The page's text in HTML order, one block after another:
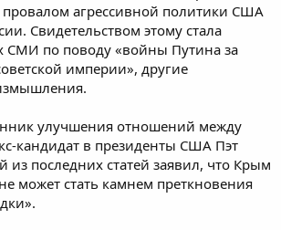
агрессивной политики США
Свидетельством этому стала
СМИ по поводу «войны Путина за
империи», другие
улучшения отношений между
кандидат в президенты США Пэт
из последних статей заявил, что Крым
может стать камнем преткновения